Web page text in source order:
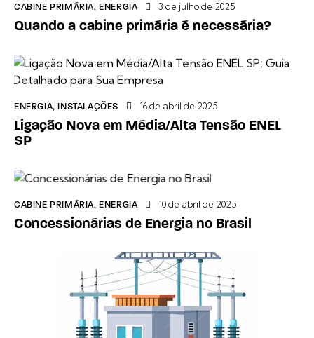
CABINE PRIMÁRIA,ENERGIA 3 de julho de 2025
Quando a cabine primária é necessária?
ENERGIA,INSTALAÇÕES 16 de abril de 2025
Ligação Nova em Média/Alta Tensão ENEL
SP
CABINE PRIMÁRIA,ENERGIA 10 de abril de 2025
Concessionárias de Energia no Brasil